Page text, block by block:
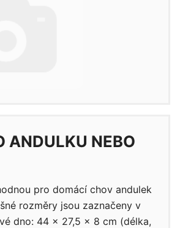
ANDULKU NEBO
pro domácí chov andulek
rozměry jsou zaznačeny v
dno: 44 x 27,5 x 8 cm (délka,